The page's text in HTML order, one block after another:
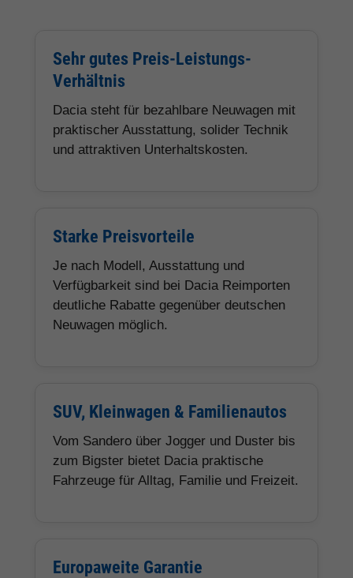
Sehr gutes Preis-Leistungs-
Verhältnis
Dacia steht für bezahlbare Neuwagen mit
praktischer Ausstattung, solider Technik
und attraktiven Unterhaltskosten.
Starke Preisvorteile
Je nach Modell, Ausstattung und
Verfügbarkeit sind bei Dacia Reimporten
deutliche Rabatte gegenüber deutschen
Neuwagen möglich.
SUV, Kleinwagen & Familienautos
Vom Sandero über Jogger und Duster bis
zum Bigster bietet Dacia praktische
Fahrzeuge für Alltag, Familie und Freizeit.
Europaweite Garantie